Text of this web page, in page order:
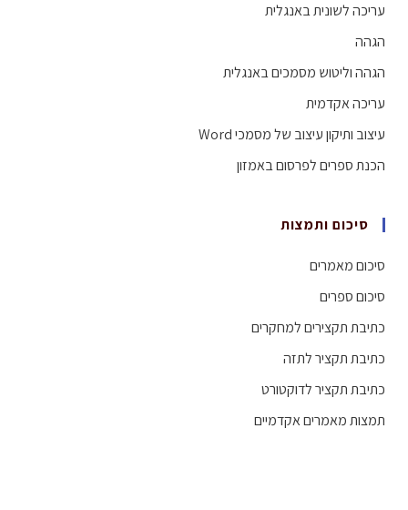
עריכה לשונית באנגלית
הגהה
הגהה וליטוש מסמכים באנגלית
עריכה אקדמית
עיצוב ותיקון עיצוב של מסמכי Word
הכנת ספרים לפרסום באמזון
סיכום ותמצות
סיכום מאמרים
סיכום ספרים
כתיבת תקצירים למחקרים
כתיבת תקציר לתזה
כתיבת תקציר לדוקטורט
תמצות מאמרים אקדמיים